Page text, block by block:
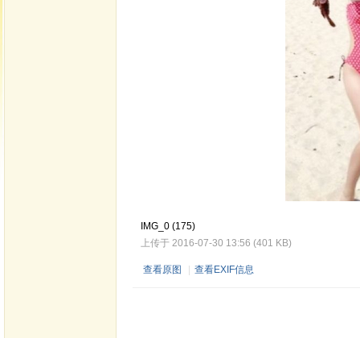
IMG_0 (175)
上传于 2016-07-30 13:56 (401 KB)
查看原图 查看EXIF信息